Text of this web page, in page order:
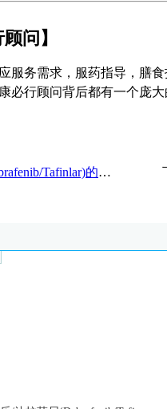
问】
服务需求，服药指导，膳
必行顾问背后都有一个庞大
的适应症以及核心用药指南